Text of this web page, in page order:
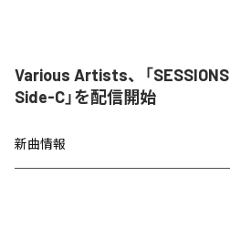
Various Artists、「
Side-C」を配信開始
新曲情報